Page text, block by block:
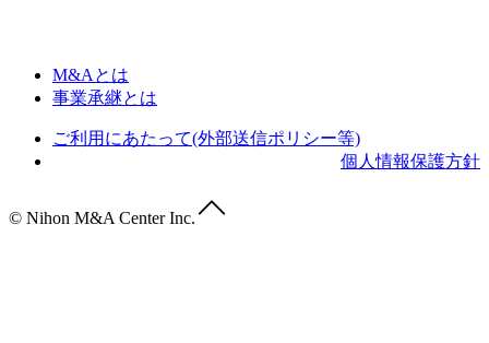
M&Aとは
事業承継とは
ご利用にあたって(外部送信ポリシー等)
個人情報保護方針
© Nihon M&A Center Inc.